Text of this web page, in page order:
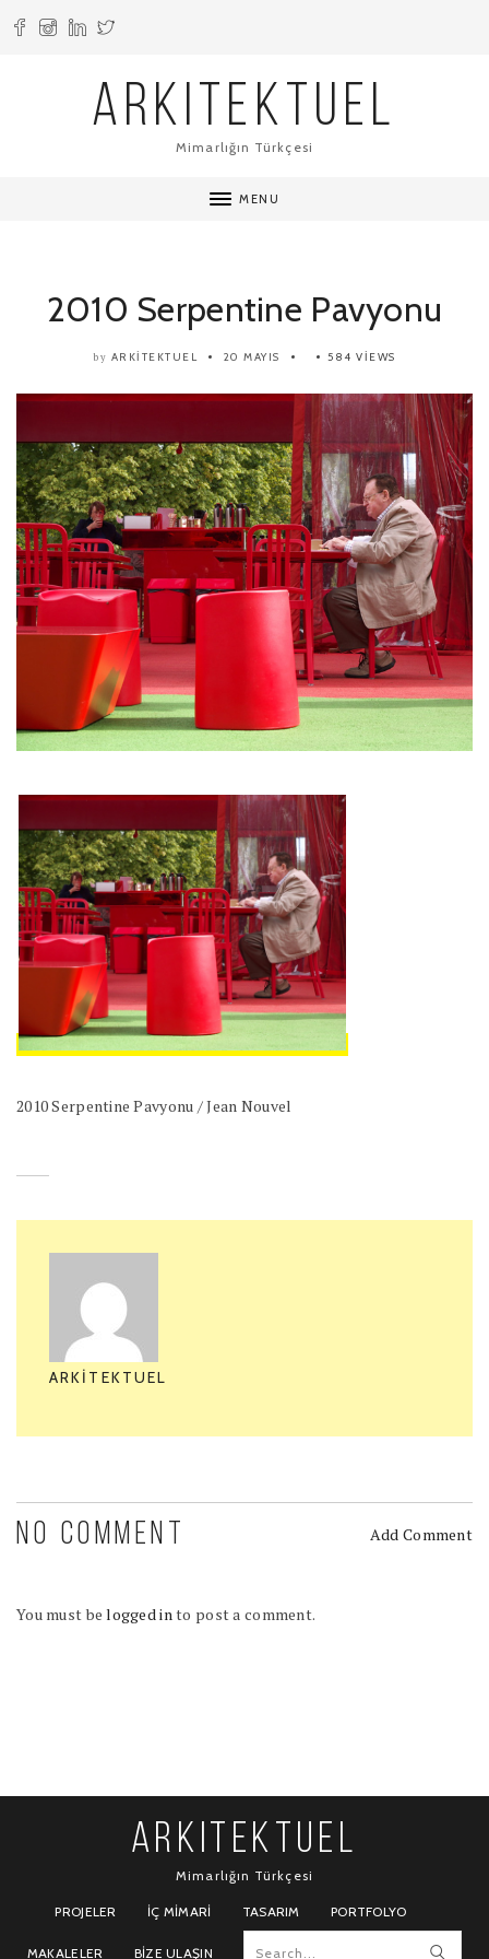
ARKITEKTUEL
Mimarlığın Türkçesi
MENU
2010 Serpentine Pavyonu
by ARKITEKTUEL 20 MAYIS 584 VIEWS
2010 Serpentine Pavyonu / Jean Nouvel
ARKITEKTUEL
NO COMMENT Add Comment
You must belogged into post a comment.
ARKITEKTUEL
Mimarlığın Türkçesi
PROJELER İÇ MIMARI TASARIM PORTFOLYO
MAKALELER BIZE ULAŞIN